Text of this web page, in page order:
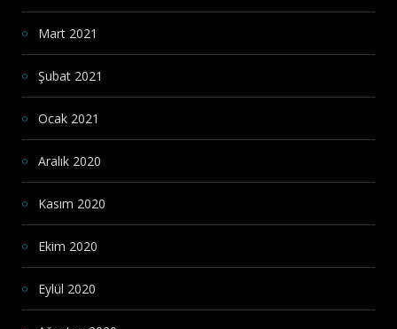
Mart 2021
Şubat 2021
Ocak 2021
Aralık 2020
Kasım 2020
Ekim 2020
Eylül 2020